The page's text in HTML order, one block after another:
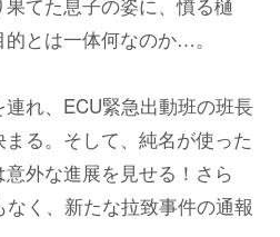
とは一体何なのか…。
れ、ECU緊急出動班の班長
る。そして、純名が使った
外な進展を見せる！さら
く、新たな拉致事件の通報